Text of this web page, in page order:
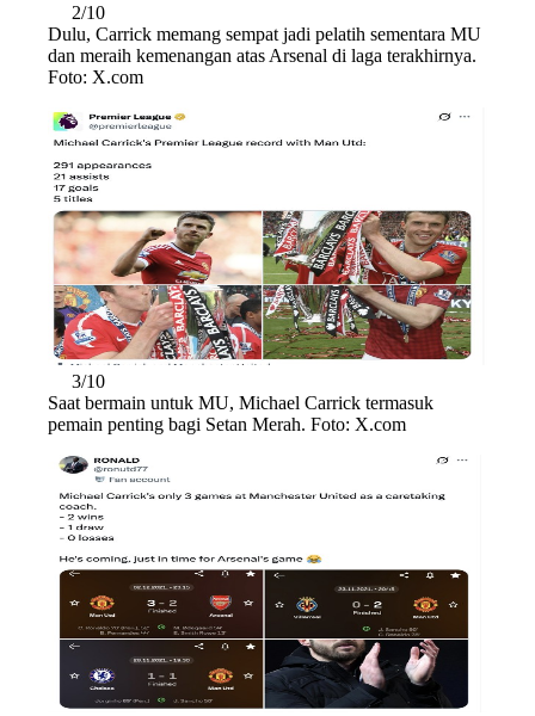
2/10
Dulu, Carrick memang sempat jadi pelatih sementara MU
dan meraih kemenangan atas Arsenal di laga terakhirnya.
Foto: X.com
3/10
Saat bermain untuk MU, Michael Carrick termasuk
pemain penting bagi Setan Merah. Foto: X.com